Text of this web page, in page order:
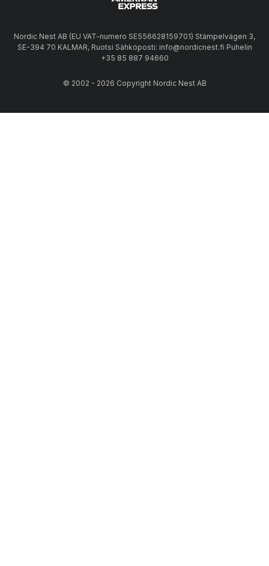
Nordic Nest AB (EU VAT-numero SE556628159701) Stämpelvägen 3,
SE-394 70 KALMAR, Ruotsi Sähköposti: info@nordicnest.fi Puhelin
+35 85 887 94660
© 2002 - 2026 Copyright Nordic Nest AB